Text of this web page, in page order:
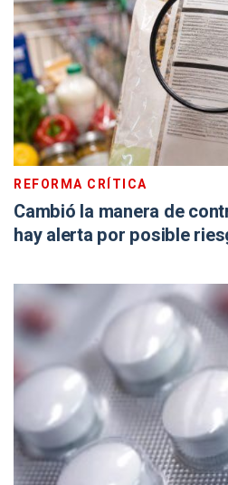
REFORMA CRÍTICA
Cambió la manera de
hay alerta por posible